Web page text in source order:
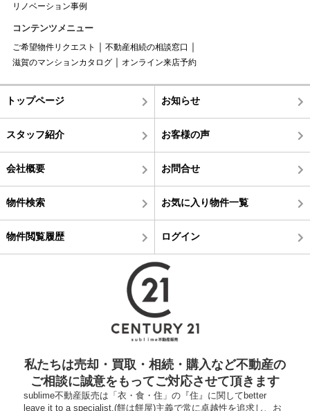
リノベーション事例
コンテンツメニュー
ご希望物件リクエスト
不動産相続の相談窓口
滋賀のマンションカタログ
オンライン来店予約
トップページ お知らせ
スタッフ紹介 お客様の声
会社概要 お問合せ
物件検索 お気に入り物件一覧
物件閲覧履歴 ログイン
私たちは売却・買取・相続・購入など不動産の
ご相談に誠意をもってご対応させて頂きます
sublime不動産販売は「衣・食・住」の『住』に関してbetter
leave it to a specialist.(餅は餅屋)主義で常に卓越性を追求し、お